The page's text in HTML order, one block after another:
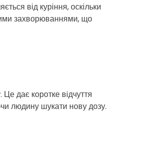
від куріння, оскільки
захворюваннями, що
дає коротке відчуття
людину шукати нову дозу.